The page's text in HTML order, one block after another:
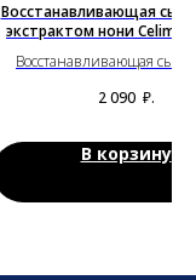
Восстанавливающая
экстрактом нони
Восстанавливающая
2 090 ₽.
В корзину